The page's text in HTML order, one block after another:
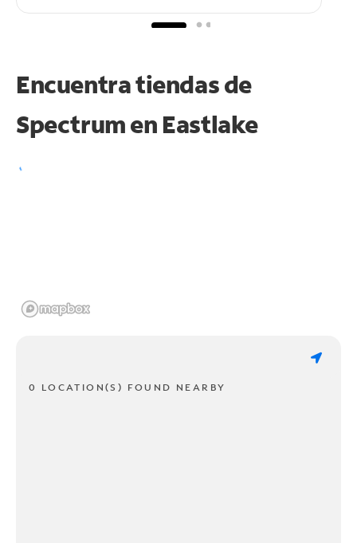
Encuentra tiendas de
Spectrum en Eastlake
0 LOCATION(S) FOUND NEARBY